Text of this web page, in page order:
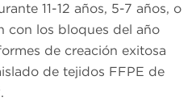
11-12 años, 5-7 años, o
con los bloques del año
de creación exitosa
de tejidos FFPE de
.